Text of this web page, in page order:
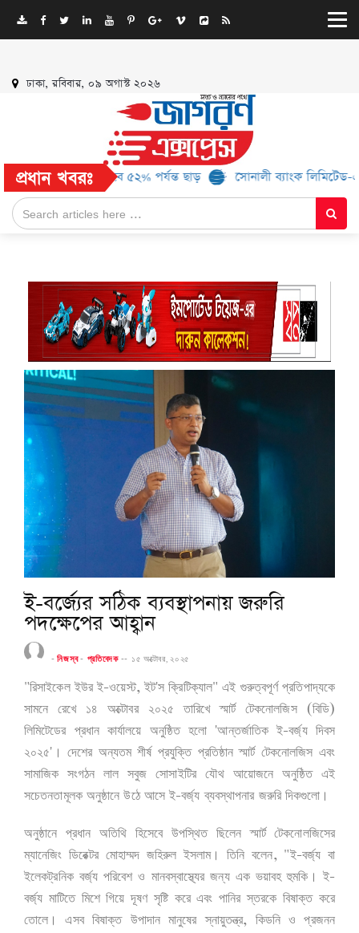
ঢাকা, রবিবার, ০৯ অগাস্ট ২০২৬
প্রধান খবরঃ
ব্র্যান্ড, মিলবে ৫২% পর্যন্ত ছাড় সোনালী ব্যাংক লিমিটেড-এর ‘কৃষক
ই-বর্জ্যের সঠিক ব্যবস্থাপনায় জরুরি
পদক্ষেপের আহ্বান
-নিজস্ব- প্রতিবেদক-- ১৫ অক্টোবর, ২০২৫
"রিসাইকেল ইউর ই-ওয়েস্ট, ইট'স ক্রিটিক্যাল"এই গুরুত্বপূর্ণ প্রতিপাদ্যকে
সামনে
রেখে ১৪ অক্টোবর ২০২৫ তারিখে স্মার্ট টেকনোলজিস(বিডি)
লিমিটেডের প্রধান কার্যালয়ে অনুষ্ঠিত হলো 'আন্তর্জাতিক ই-বর্জ্য
দিবস
২০২৫' । দেশের অন্যতম শীর্ষ প্রযুক্তি প্রতিষ্ঠান স্মার্ট টেকনোলজিস এবং
সামাজিক
সংগঠন লাল সবুজ সোসাইটির যৌথ আয়োজনে অনুষ্ঠিত
এই
সচেতনতামূলক অনুষ্ঠানে উঠে আসে ই-বর্জ্য ব্যবস্থাপনার জরুরি দিকগুলো।
অনুষ্ঠানে প্রধান অতিথি হিসেবে উপস্থিত ছিলেন স্মার্ট
টেকনোলজিসের
ম্যানেজিং ডিরেক্টর মোহাম্মদ জহিরুল ইসলাম। তিনি বলেন, "ই-বর্জ্য বা
ইলেকট্রনিক বর্জ্য পরিবেশ ও মানবস্বাস্থ্যের জন্য এক ভয়াবহ হুমকি। ই-
বর্জ্য মাটিতে মিশে গিয়ে দূষণ সৃষ্টি করে এবং পানির স্তরকে বিষাক্ত করে
তোলে।
এসব বিষাক্ত উপাদান মানুষের স্নায়ুতন্ত্র, কিডনি ও
প্রজনন